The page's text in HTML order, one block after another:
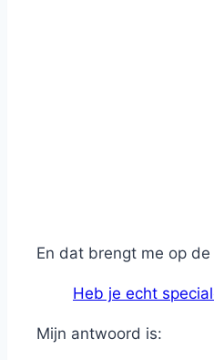
En dat brengt me op
Heb je echt
Mijn antwoord is: